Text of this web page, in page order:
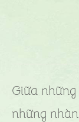
Giữa
những